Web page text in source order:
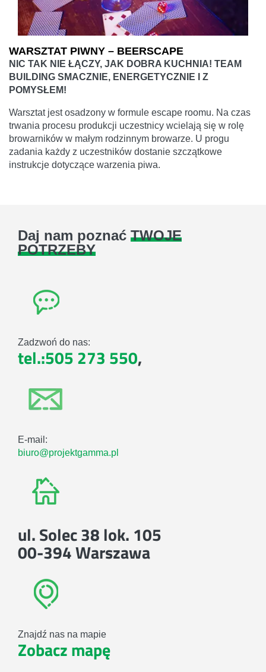
WARSZTAT PIWNY – BEERSCAPE
NIC TAK NIE ŁĄCZY, JAK DOBRA KUCHNIA! TEAM
BUILDING SMACZNIE, ENERGETYCZNIE I Z
POMYSŁEM!
Warsztat jest osadzony w formule escape roomu. Na czas
trwania procesu produkcji uczestnicy wcielają się w rolę
browarników w małym rodzinnym browarze. U progu
zadania każdy z uczestników dostanie szczątkowe
instrukcje dotyczące warzenia piwa.
Daj nam poznać TWOJE
POTRZEBY
Zadzwoń do nas:
tel.:505 273 550,
E-mail:
biuro@projektgamma.pl
ul. Solec 38 lok. 105
00-394 Warszawa
Znajdź nas na mapie
Zobacz mapę